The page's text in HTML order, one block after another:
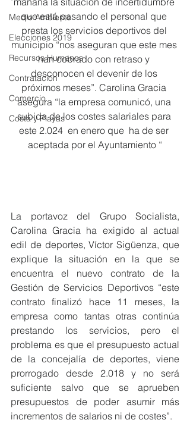
Medio Ambiente
Elecciones 2019
Recursos Humanos
Contratación
Comercio
Costa y Playas
que está pasando el personal que
presta los servicios deportivos del
municipio “nos aseguran que este mes
han cobrado con retraso y
desconocen el devenir de los
próximos meses”. Carolina Gracia
asegura “la empresa comunicó, una
subida de los costes salariales para
este 2.024  en enero que  ha de ser
aceptada por el Ayuntamiento “
La portavoz del Grupo Socialista,
Carolina Gracia ha exigido al actual
edil de deportes, Víctor Sigüenza, que
explique la situación en la que se
encuentra el nuevo contrato de la
Gestión de Servicios Deportivos “este
contrato finalizó hace 11 meses, la
empresa como tantas otras continúa
prestando los servicios, pero el
problema es que el presupuesto actual
de la concejalía de deportes, viene
prorrogado desde 2.018 y no será
suficiente salvo que se aprueben
presupuestos de poder asumir más
incrementos de salarios ni de costes”.